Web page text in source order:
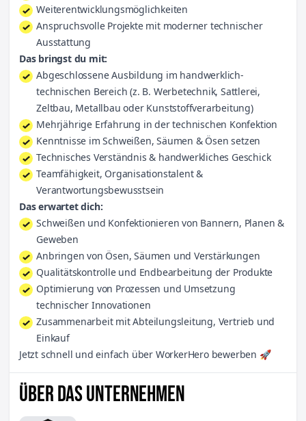
Weiterentwicklungsmöglichkeiten
Anspruchsvolle Projekte mit moderner technischer
Ausstattung
Das bringst du mit:
Abgeschlossene Ausbildung im handwerklich-
technischen Bereich (z. B. Werbetechnik, Sattlerei,
Zeltbau, Metallbau oder Kunststoffverarbeitung)
Mehrjährige Erfahrung in der technischen Konfektion
Kenntnisse im Schweißen, Säumen & Ösen setzen
Technisches Verständnis & handwerkliches Geschick
Teamfähigkeit, Organisationstalent &
Verantwortungsbewusstsein
Das erwartet dich:
Schweißen und Konfektionieren von Bannern, Planen &
Geweben
Anbringen von Ösen, Säumen und Verstärkungen
Qualitätskontrolle und Endbearbeitung der Produkte
Optimierung von Prozessen und Umsetzung
technischer Innovationen
Zusammenarbeit mit Abteilungsleitung, Vertrieb und
Einkauf
Jetzt schnell und einfach über WorkerHero bewerben 🚀
ÜBER DAS UNTERNEHMEN